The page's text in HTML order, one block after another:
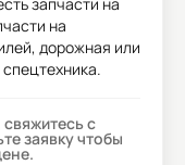
на
дорожная или
с
заявку чтобы